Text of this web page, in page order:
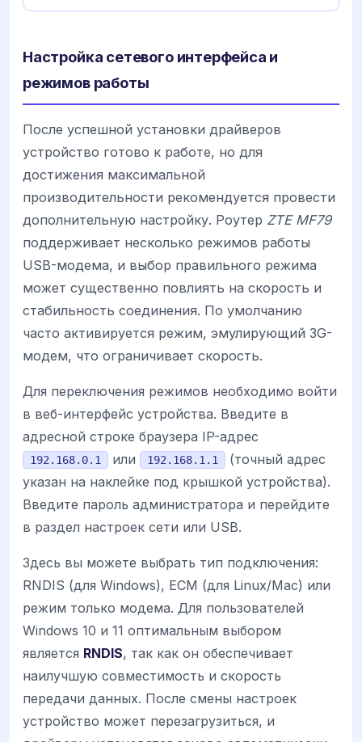
Настройка сетевого интерфейса и
режимов работы
После успешной установки драйверов
устройство готово к работе, но для
достижения максимальной
производительности рекомендуется провести
дополнительную настройку. Роутер ZTE MF79
поддерживает несколько режимов работы
USB-модема, и выбор правильного режима
может существенно повлиять на скорость и
стабильность соединения. По умолчанию
часто активируется режим, эмулирующий 3G-
модем, что ограничивает скорость.
Для переключения режимов необходимо войти
в веб-интерфейс устройства. Введите в
адресной строке браузера IP-адрес
192.168.0.1 или 192.168.1.1
(точный адрес
указан на наклейке под крышкой устройства).
Введите пароль администратора и перейдите
в раздел настроек сети или USB.
Здесь вы можете выбрать тип подключения:
RNDIS (для Windows), ECM (для Linux/Mac) или
режим только модема. Для пользователей
Windows 10 и 11 оптимальным выбором
является RNDIS, так как он обеспечивает
наилучшую совместимость и скорость
передачи данных. После смены настроек
устройство может перезагрузиться, и